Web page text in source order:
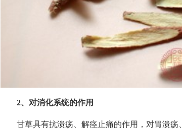
2、对消化系统的作用
甘草具有抗溃疡、解痉止痛的作用，对胃溃